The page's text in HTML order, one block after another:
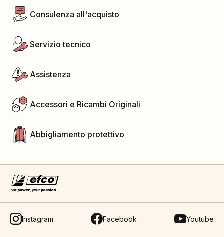
Consulenza all'acquisto
Servizio tecnico
Assistenza
Accessori e Ricambi Originali
Abbigliamento protettivo
Instagram Facebook Youtube